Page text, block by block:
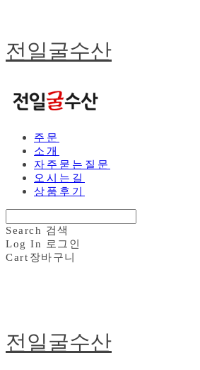
전일굴수산
주문
소개
자주묻는질문
오시는길
상품후기
Search 검색
Log In
로그인
Cart 장바구니
전일굴수산